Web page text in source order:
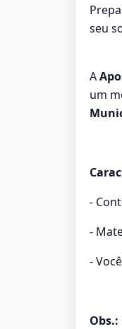
seu
A
um
-
-
-
Obs.: